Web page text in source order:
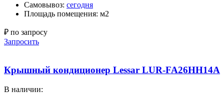
Самовывоз: сегодня
Площадь помещения: м2
₽ по запросу
Запросить
Крышный кондиционер Lessar LUR-FA26HH14A
В наличии: